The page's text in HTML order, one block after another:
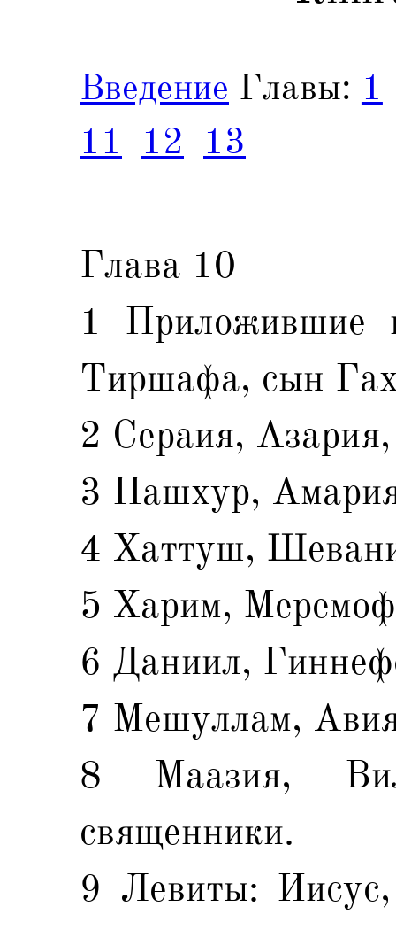
Введение Главы: 1
11
12 13
Глава 10
1 Приложившие
Тиршафа, сын
2 Сераия,
3 Пашхур,
4 Хаттуш,
5 Харим,
6 Даниил,
7 Мешуллам,
8 Маазия,
священники.
9 Левиты: